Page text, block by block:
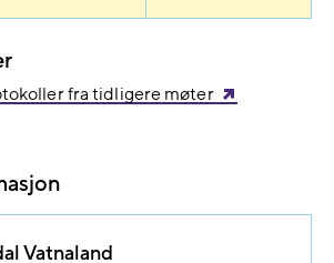
fra tidligere møter
Vatnaland